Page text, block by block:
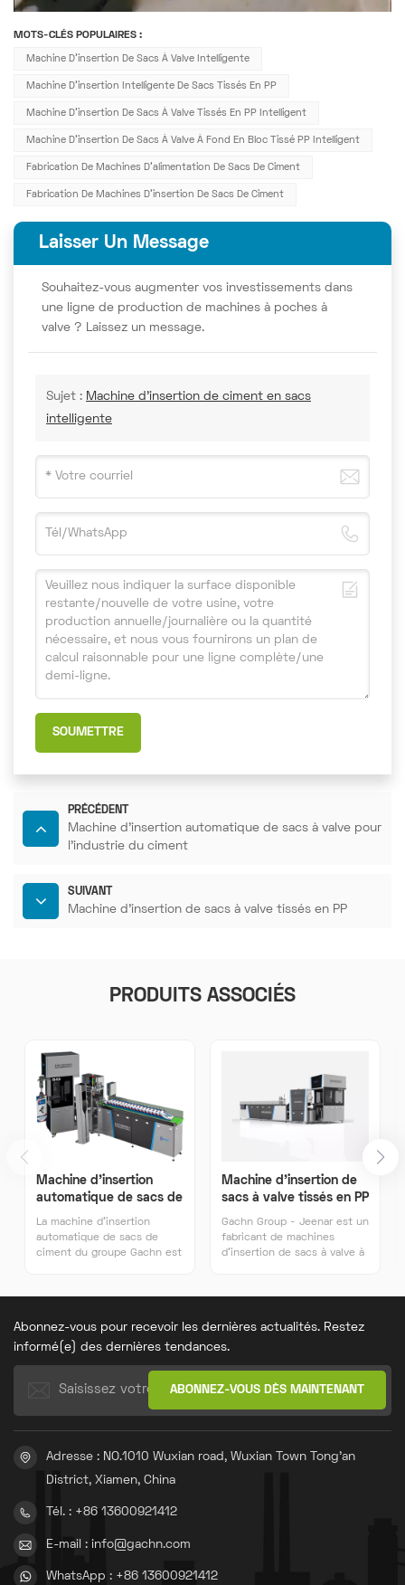
MOTS-CLÉS POPULAIRES :
Machine D'insertion De Sacs À Valve Intelligente
Machine D'insertion Intelligente De Sacs Tissés En PP
Machine D'insertion De Sacs À Valve Tissés En PP Intelligent
Machine D'insertion De Sacs À Valve À Fond En Bloc Tissé PP Intelligent
Fabrication De Machines D'alimentation De Sacs De Ciment
Fabrication De Machines D'insertion De Sacs De Ciment
Laisser Un Message
Souhaitez-vous augmenter vos investissements dans
une ligne de production de machines à poches à
valve ? Laissez un message.
Sujet : Machine d'insertion de ciment en sacs
intelligente
SOUMETTRE
PRÉCÉDENT
Machine d'insertion automatique de sacs à valve pour
l'industrie du ciment
SUIVANT
Machine d'insertion de sacs à valve tissés en PP
PRODUITS ASSOCIÉS
Machine d'insertion
automatique de sacs de
ciment chinoise
La machine d'insertion
automatique de sacs de
ciment du groupe Gachn est
automatique des sacs de
dans les lignes de
production et les
ciment. Elle utilise une
technologie
d'automatisation avancée
Machine d'insertion de
sacs à valve tissés en PP
Gachn Group - Jeenar est un
fabricant de machines
d'insertion de sacs à valve à
Abonnez-vous pour recevoir les dernières actualités. Restez
informé(e) des dernières tendances.
Adresse : NO.1010 Wuxian road, Wuxian Town Tong'an
District, Xiamen, China
Tél. : +86 13600921412
E-mail : info@gachn.com
WhatsApp : +86 13600921412